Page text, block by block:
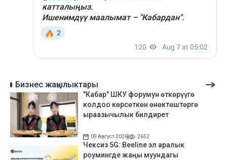
Бизнес жаңылыктары
"Кабар" ШКУ форумун өткөрүүгө
колдоо көрсөткөн өнөктөштөргө
ыраазычылык билдирет
09 Август 2026 2652
Чексиз 5G: Beeline эл аралык
роумингде жаңы муундагы